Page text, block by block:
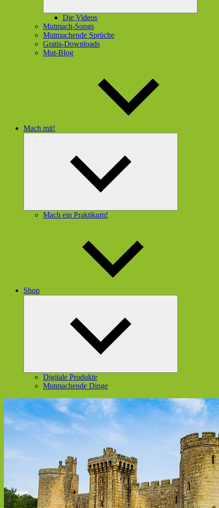
Die Videos
Mutmach-Songs
Mutmachende Sprüche
Gratis-Downloads
Mut-Blog
Mach mit!
Mach ein Praktikum!
Shop
Digitale Produkte
Mutmachende Dinge